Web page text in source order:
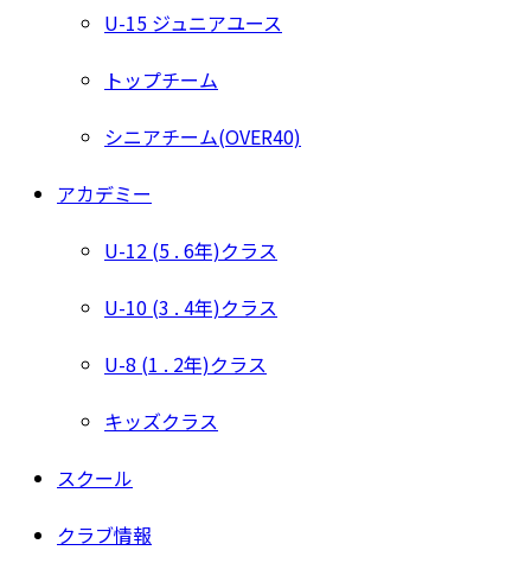
U-15 ジュニアユース
トップチーム
シニアチーム(OVER40)
アカデミー
U-12 (5 . 6年)クラス
U-10 (3 . 4年)クラス
U-8 (1 . 2年)クラス
キッズクラス
スクール
クラブ情報